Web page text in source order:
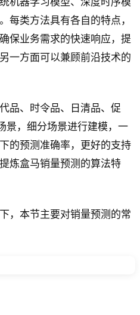
每类方法具有各自的特点，
保业务需求的快速响应，提
一方面可以兼顾前沿技术的
品、时令品、日清品、促
景，细分场景进行建模，一
的预测准确率，更好的支持
炼盒马销量预测的算法特
，本节主要对销量预测的常